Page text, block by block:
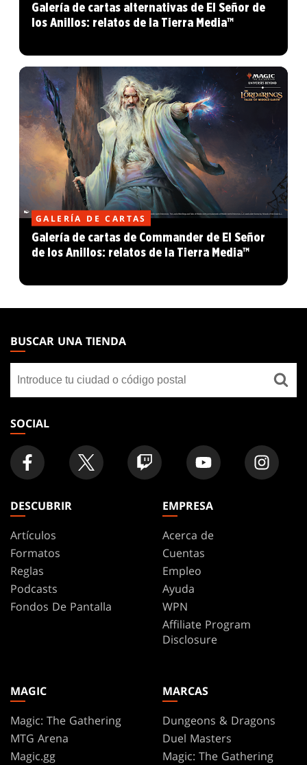
Galería de cartas alternativas de El Señor de
los Anillos: relatos de la Tierra Media™
GALERÍA DE CARTAS
Galería de cartas de Commander de El Señor
de los Anillos: relatos de la Tierra Media™
THE
GATHERING
FOOTER
BUSCAR UNA TIENDA
una
tienda
SOCIAL
DESCUBRIR
Artículos
Formatos
Reglas
Podcasts
Fondos De Pantalla
EMPRESA
Acerca de
Cuentas
Empleo
Ayuda
WPN
Affiliate Program
Disclosure
MAGIC
Magic: The Gathering
MTG Arena
Magic.gg
MARCAS
Dungeons & Dragons
Duel Masters
Magic: The Gathering